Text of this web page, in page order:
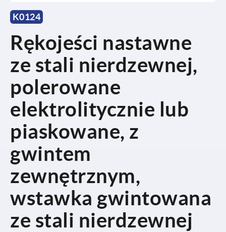
K0124
Rękojeści nastawne
ze stali nierdzewnej,
polerowane
elektrolitycznie lub
piaskowane, z
gwintem
zewnętrznym,
wstawka gwintowana
ze stali nierdzewnej